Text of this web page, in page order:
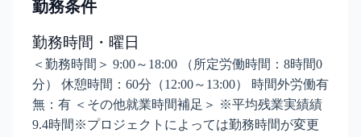
勤務条件
勤務時間・曜日
＜勤務時間＞ 9:00～18:00 （所定労働時間：8時間0
分） 休憩時間：60分（12:00～13:00） 時間外労働有
無：有 ＜その他就業時間補足＞ ※平均残業実績績
9.4時間※プロジェクトによっては勤務時間が変更